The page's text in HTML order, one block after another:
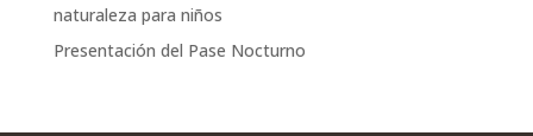
naturaleza para niños
Presentación del Pase Nocturno